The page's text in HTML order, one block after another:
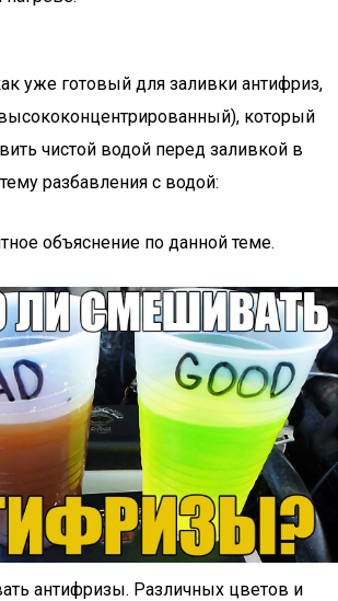
уже готовый для заливки антифриз,
который
чистой водой перед заливкой в
разбавления с водой:
объяснение по данной теме.
антифризы. Различных цветов и